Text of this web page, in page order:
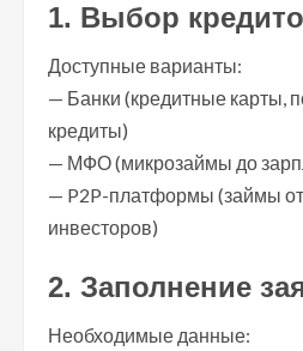
1. Выбор
Доступные варианты:
— Банки (кредитные карты,
кредиты)
— МФО (микрозаймы до
— P2P-платформы (займы
инвесторов)
2. Заполнение
Необходимые данные: